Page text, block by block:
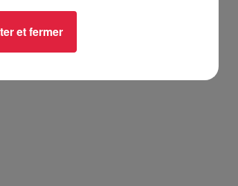
et fermer